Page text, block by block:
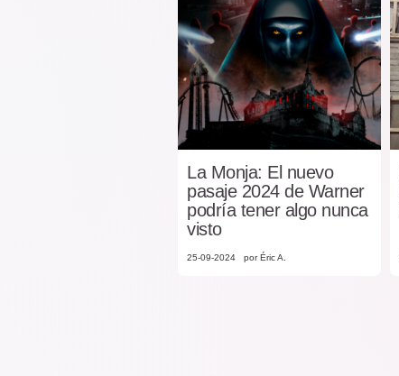
La Monja: El nuevo
pasaje 2024 de Warner
podría tener algo nunca
visto
25-09-2024 por Éric A.